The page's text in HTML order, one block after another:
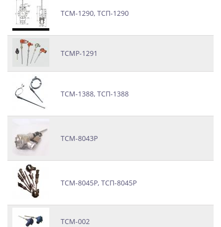
ТСМ-1290, ТСП-1290
ТСМР-1291
ТСМ-1388, ТСП-1388
ТСМ-8043Р
ТСМ-8045Р, ТСП-8045Р
ТСМ-002